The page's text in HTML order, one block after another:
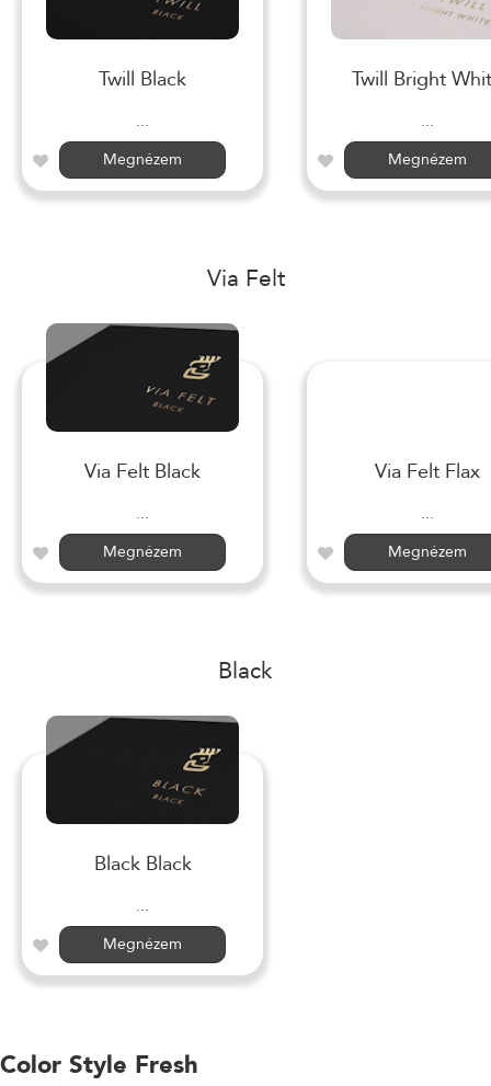
Twill Black
...
Megnézem
Twill Bright
...
Megnézem
Via Felt
Via Felt Black
...
Megnézem
Via Felt Flax
...
Megnézem
Black
Black Black
...
Megnézem
Color Style Fresh